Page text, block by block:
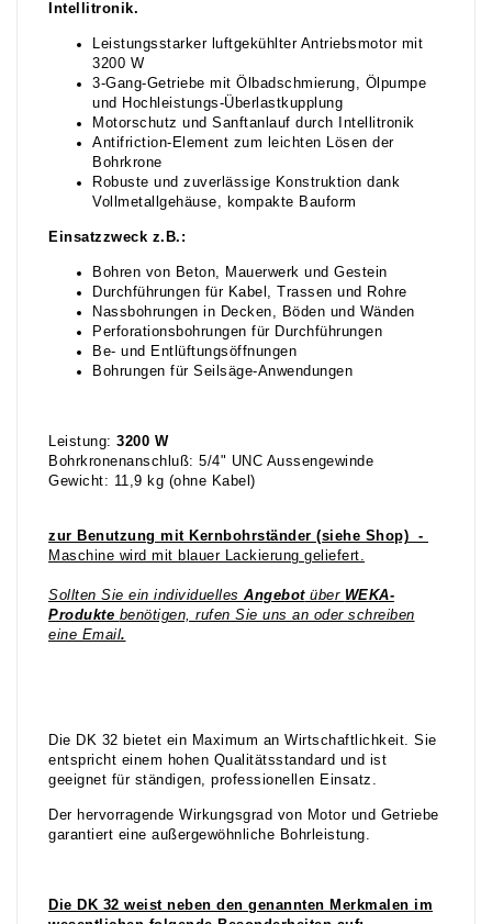
Intellitronik.
Leistungsstarker luftgekühlter Antriebsmotor mit
3200 W
3-Gang-Getriebe mit Ölbadschmierung, Ölpumpe
und Hochleistungs-Überlastkupplung
Motorschutz und Sanftanlauf durch Intellitronik
Antifriction-Element zum leichten Lösen der
Bohrkrone
Robuste und zuverlässige Konstruktion dank
Vollmetallgehäuse, kompakte Bauform
Einsatzzweck z.B.:
Bohren von Beton, Mauerwerk und Gestein
Durchführungen für Kabel, Trassen und Rohre
Nassbohrungen in Decken, Böden und Wänden
Perforationsbohrungen für Durchführungen
Be- und Entlüftungsöffnungen
Bohrungen für Seilsäge-Anwendungen
Leistung: 3200 W
Bohrkronenanschluß: 5/4" UNC Aussengewinde
Gewicht: 11,9 kg (ohne Kabel)
zur Benutzung mit Kernbohrständer (siehe Shop) -
Maschine wird mit blauer Lackierung geliefert.
Sollten Sie ein individuelles Angebotüber WEKA-
Produkte benötigen, rufen Sie uns an oder schreiben
eine Email.
Die DK 32 bietet ein Maximum an Wirtschaftlichkeit. Sie
entspricht einem hohen Qualitätsstandard und ist
geeignet für ständigen, professionellen Einsatz.
Der hervorragende Wirkungsgrad von Motor und Getriebe
garantiert eine außergewöhnliche Bohrleistung.
Die DK 32 weist neben den genannten Merkmalen im